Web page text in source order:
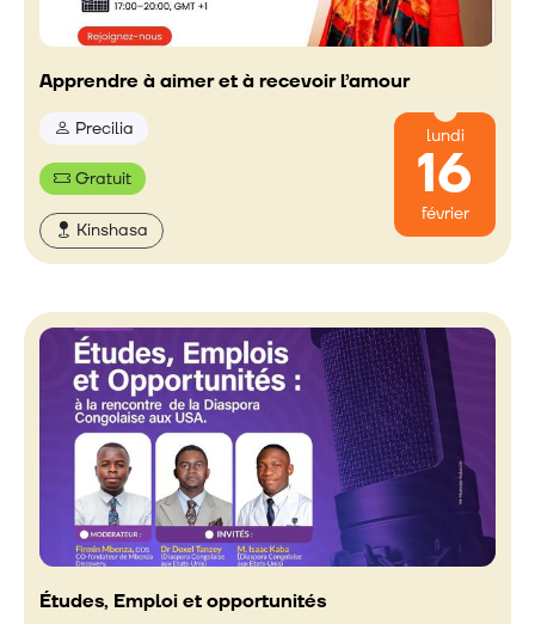
Apprendre à aimer et à recevoir l’amour
Precilia
Gratuit
Kinshasa
lundi
16
février
Études, Emploi et opportunités